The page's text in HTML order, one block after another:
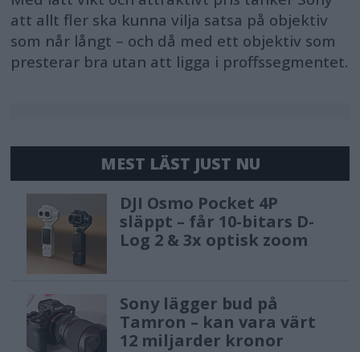
att allt fler ska kunna vilja satsa på objektiv
som når långt – och då med ett objektiv som
presterar bra utan att ligga i proffssegmentet.
MEST LÄST JUST NU
DJI Osmo Pocket 4P
släppt – får 10-bitars D-
Log 2 & 3x optisk zoom
Sony lägger bud på
Tamron – kan vara värt
12 miljarder kronor